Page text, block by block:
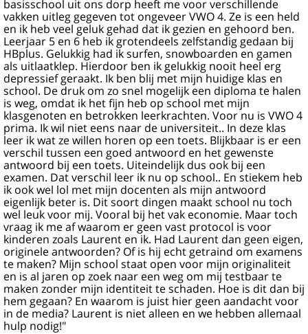
basisschool uit ons dorp heeft me voor verschillende
vakken uitleg gegeven tot ongeveer VWO 4. Ze is een held
en ik heb veel geluk gehad dat ik gezien en gehoord ben.
Leerjaar 5 en 6 heb ik grotendeels zelfstandig gedaan bij
HBplus. Gelukkig had ik surfen, snowboarden en gamen
als uitlaatklep. Hierdoor ben ik gelukkig nooit heel erg
depressief geraakt. Ik ben blij met mijn huidige klas en
school. De druk om zo snel mogelijk een diploma te halen
is weg, omdat ik het fijn heb op school met mijn
klasgenoten en betrokken leerkrachten. Voor nu is VWO 4
prima. Ik wil niet eens naar de universiteit.. In deze klas
leer ik wat ze willen horen op een toets. Blijkbaar is er een
verschil tussen een goed antwoord en het gewenste
antwoord bij een toets. Uiteindelijk dus ook bij een
examen. Dat verschil leer ik nu op school.. En stiekem heb
ik ook wel lol met mijn docenten als mijn antwoord
eigenlijk beter is. Dit soort dingen maakt school nu toch
wel leuk voor mij. Vooral bij het vak economie. Maar toch
vraag ik me af waarom er geen vast protocol is voor
kinderen zoals Laurent en ik. Had Laurent dan geen eigen,
originele antwoorden? Of is hij echt getraind om examens
te maken? Mijn school staat open voor mijn originaliteit
en is al jaren op zoek naar een weg om mij testbaar te
maken zonder mijn identiteit te schaden. Hoe is dit dan bij
hem gegaan? En waarom is juist hier geen aandacht voor
in de media? Laurent is niet alleen en we hebben allemaal
hulp nodig!"